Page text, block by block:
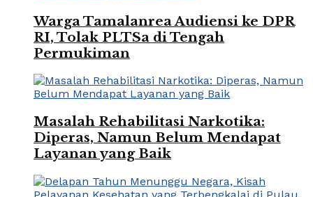
Warga Tamalanrea Audiensi ke DPR
RI, Tolak PLTSa di Tengah
Permukiman
Masalah Rehabilitasi Narkotika:
Diperas, Namun Belum Mendapat
Layanan yang Baik